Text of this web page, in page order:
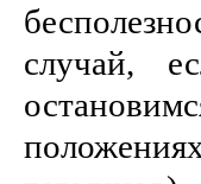
случай,